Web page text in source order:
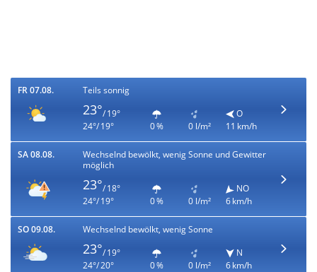
FR 07.08. Teils sonnig
23°/ 19°
24°/ 19°
0 % 0 l/m²
O
11 km/h
SA 08.08.
Wechselnd bewölkt, wenig Sonne und Gewitter
möglich
23°/ 18°
24°/ 19°
0 % 0 l/m²
NO
6 km/h
SO 09.08. Wechselnd bewölkt, wenig Sonne
23°/ 19°
24°/ 20°
0 % 0 l/m²
N
6 km/h